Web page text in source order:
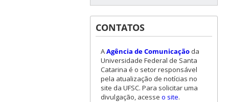
CONTATOS
AAgência de Comunicaçãoda
Universidade Federal de Santa
Catarina é o setor responsável
pela atualização de notícias no
site da UFSC. Para solicitar uma
divulgação, acesse o site.